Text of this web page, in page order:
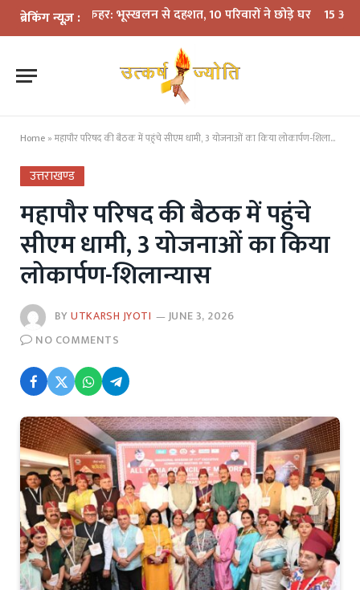
ब्रेकिंग न्यूज़ :
का कहर: भूस्खलन से दहशत, 10 परिवारों ने छोड़े घर 15 अगस्त तक LPG
Home »महापौर परिषद की बैठक में पहुंचे सीएम धामी, 3 योजनाओं का किया लोकार्पण-शिलान्यास
उत्तराखण्ड
महापौर परिषद की बैठक में पहुंचे
सीएम धामी, 3 योजनाओं का किया
लोकार्पण-शिलान्यास
BYUTKARSH JYOTI
JUNE 3, 2026
NO COMMENTS